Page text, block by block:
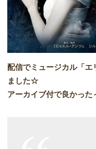
配信でミュージカル「エ
ました☆
アーカイブ付で良かった